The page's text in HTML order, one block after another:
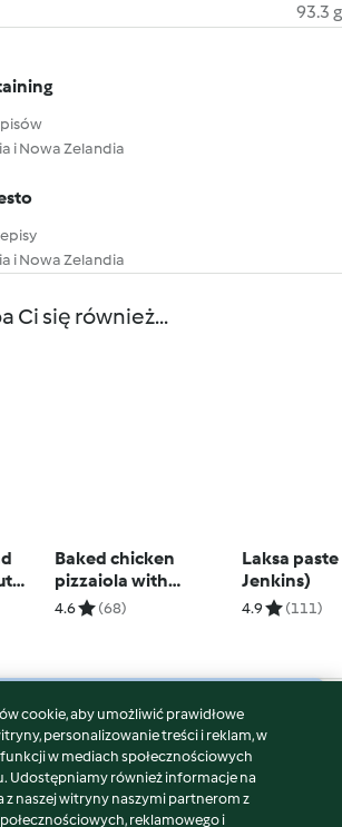
93.3 g
i Nowa Zelandia
i Nowa Zelandia
Ci się również...
Baked chicken
pizzaiola with
Thermomix® Cutter
4.6 (68)
Laksa
Jenkins)
4.9 (111)
cookie, aby umożliwić prawidłowe
personalizowanie treści i reklam, w
w mediach społecznościowych
Udostępniamy również informacje na
naszej witryny naszymi partnerom z
reklamowego i